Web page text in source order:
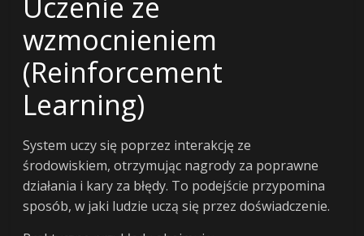
wzmocnieniem
(Reinforcement
Learning)
System uczy się poprzez interakcję ze
środowiskiem, otrzymując nagrody za poprawne
działania i kary za błędy. To podejście przypomina
sposób, w jaki ludzie uczą się przez doświadczenie.